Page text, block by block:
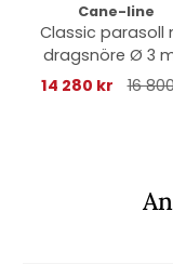
Cane-line
Classic parasoll
dragsnöre Ø 3
teak pole
14 280 kr 16